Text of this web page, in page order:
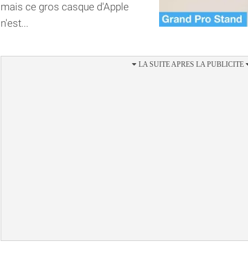
mais ce gros casque d'Apple
n'est...